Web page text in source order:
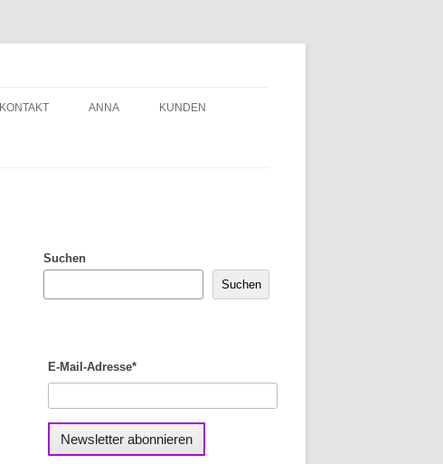
KONTAKT ANNA KUNDEN
Suchen
Suchen
E-Mail-Adresse*